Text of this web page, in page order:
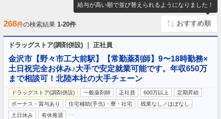
給与が高い順で並び替えられるようになりました！
268件の検索結果 1-20件
ドラッグストア(調剤併設) ｜ 正社員
金沢市【野々市工大前駅】【常勤薬剤師】9〜18時勤務×
土日祝完全お休み♪大手で安定就業可能です。年収650万
まで相談可！北陸本社の大手チェーン
ドラッグストア(調剤併設) 一般薬剤師 正社員 600万以上
定期昇給
ボーナス・賞与あり
住宅補助(手当)・寮・社宅
残業なし／ほぼなし
土日休み
有休推奨